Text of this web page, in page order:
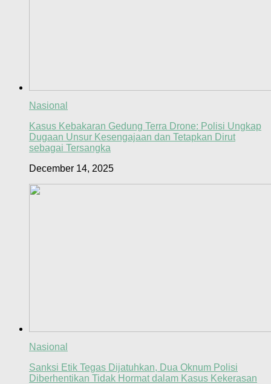
Nasional
Kasus Kebakaran Gedung Terra Drone: Polisi Ungkap
Dugaan Unsur Kesengajaan dan Tetapkan Dirut
sebagai Tersangka
December 14, 2025
Nasional
Sanksi Etik Tegas Dijatuhkan, Dua Oknum Polisi
Diberhentikan Tidak Hormat dalam Kasus Kekerasan